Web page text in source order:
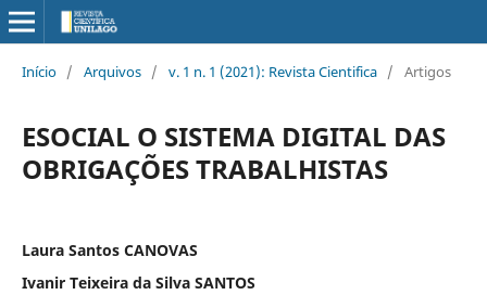
Início / Arquivos / v. 1 n. 1 (2021): Revista Cientifica / Artigos
ESOCIAL O SISTEMA DIGITAL DAS
OBRIGAÇÕES TRABALHISTAS
Laura Santos CANOVAS
Ivanir Teixeira da Silva SANTOS